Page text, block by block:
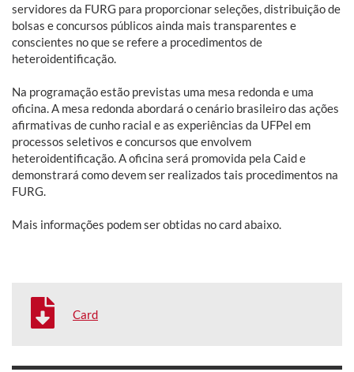
servidores da FURG para proporcionar seleções, distribuição de
bolsas e concursos públicos ainda mais transparentes e
conscientes no que se refere a procedimentos de
heteroidentificação.
Na programação estão previstas uma mesa redonda e uma
oficina. A mesa redonda abordará o cenário brasileiro das ações
afirmativas de cunho racial e as experiências da UFPel em
processos seletivos e concursos que envolvem
heteroidentificação. A oficina será promovida pela Caid e
demonstrará como devem ser realizados tais procedimentos na
FURG.
Mais informações podem ser obtidas no card abaixo.
Card